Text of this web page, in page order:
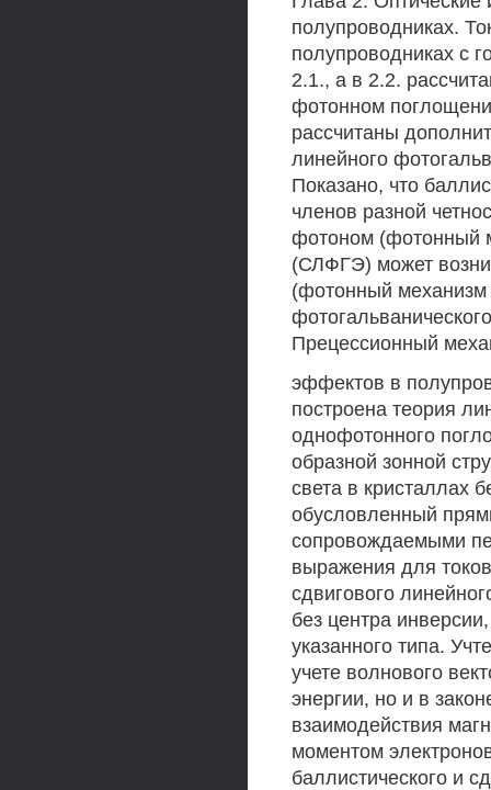
полупроводниках.
полупроводниках с
2.1., а в 2.2.
фотонном
рассчитаны
линейного
Показано, что
членов разной
фотоном (фотонный
(СЛФГЭ) может
(фотонный
Прецессионный
эффектов в
построена теория
однофотонного
образной зонной
света в кристаллах
обусловленный
сопровождаемыми
выражения для
сдвигового
без центра
указанного типа.
учете волнового
энергии, но и в
взаимодействия
моментом
баллистического и